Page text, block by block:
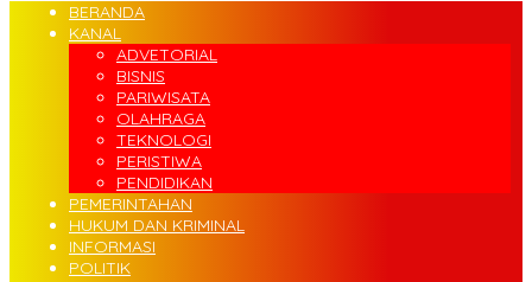
BERANDA
KANAL
ADVETORIAL
BISNIS
PARIWISATA
OLAHRAGA
TEKNOLOGI
PERISTIWA
PENDIDIKAN
PEMERINTAHAN
HUKUM DAN KRIMINAL
INFORMASI
POLITIK